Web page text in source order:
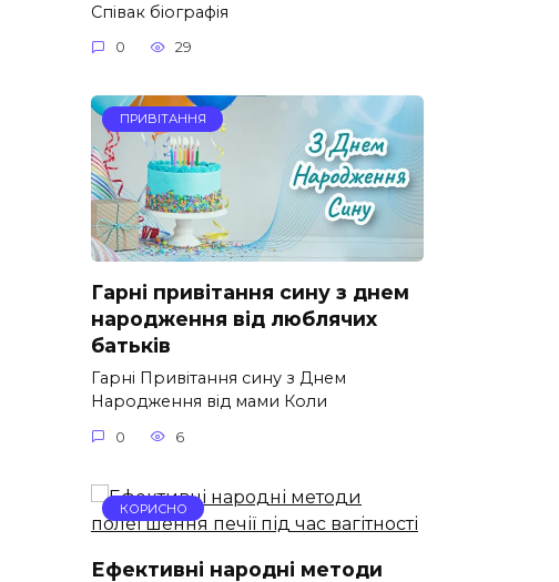
Співак біографія
0 29
ПРИВІТАННЯ
Гарні привітання сину з днем
народження від люблячих
батьків
Гарні Привітання сину з Днем
Народження від мами Коли
0 6
КОРИСНО
Ефективні народні методи